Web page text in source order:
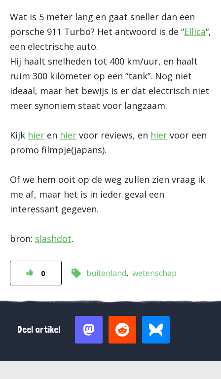
Wat is 5 meter lang en gaat sneller dan een
porsche 911 Turbo? Het antwoord is de “Ellica“,
een electrische auto.
Hij haalt snelheden tot 400 km/uur, en haalt
ruim 300 kilometer op een “tank”. Nog niet
ideaal, maar het bewijs is er dat electrisch niet
meer synoniem staat voor langzaam.
Kijk hier en hier voor reviews, en hier voor een
promo filmpje(japans).
Of we hem ooit op de weg zullen zien vraag ik
me af, maar het is in ieder geval een
interessant gegeven.
bron: slashdot.
0 buitenland wetenschap
Deel artikel